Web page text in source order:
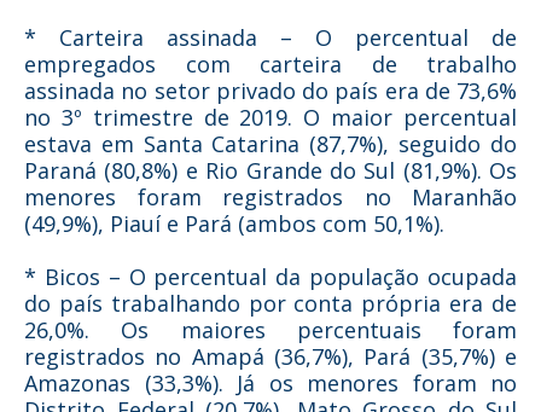
* Carteira assinada – O percentual de
empregados com carteira de trabalho
assinada no setor privado do país era de 73,6%
no 3º trimestre de 2019. O maior percentual
estava em Santa Catarina (87,7%), seguido do
Paraná (80,8%) e Rio Grande do Sul (81,9%). Os
menores foram registrados no Maranhão
(49,9%), Piauí e Pará (ambos com 50,1%).
* Bicos – O percentual da população ocupada
do país trabalhando por conta própria era de
26,0%. Os maiores percentuais foram
registrados no Amapá (36,7%), Pará (35,7%) e
Amazonas (33,3%). Já os menores foram no